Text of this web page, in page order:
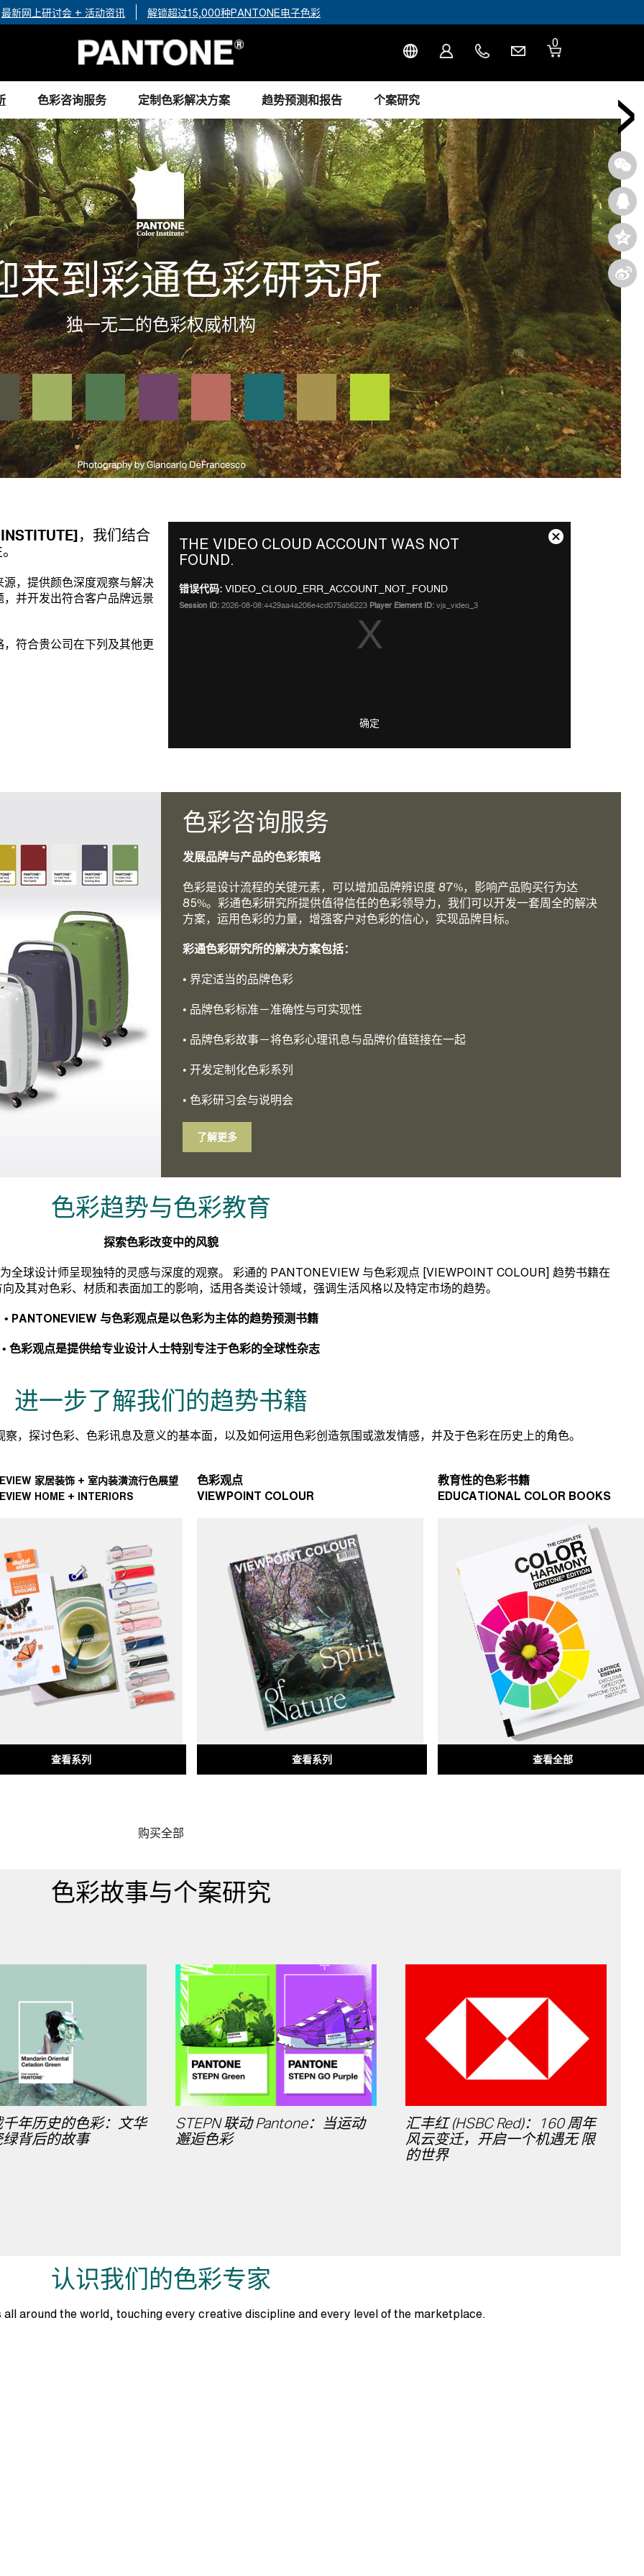
最新网上研讨会 + 活动资讯 解锁超过15,000种PANTONE电子色彩
0
色彩咨询服务 定制色彩解决方案 趋势预测和报告 个案研究
来到彩通色彩研究所
独一无二的色彩权威机构
，我们结合
，提供颜色深度观察与解决
并开发出符合客户品牌远景
符合贵公司在下列及其他更
Share
window.
THE VIDEO CLOUD ACCOUNT WAS NOT
FOUND.
错误代码: VIDEO_CLOUD_ERR_ACCOUNT_NOT_FOUND
Session ID: 2026-08-08:4429aa4a206e4cd075ab6223 Player Element ID: vjs_video_3
确定
关
色彩咨询服务
发展品牌与产品的色彩策略
色彩是设计流程的关键元素，可以增加品牌辨识度 87%，影响产品购买行为达
85%。彩通色彩研究所提供值得信任的色彩领导力，我们可以开发一套周全的解决
方案，运用色彩的力量，增强客户对色彩的信心，实现品牌目标。
彩通色彩研究所的解决方案包括：
• 界定适当的品牌色彩
• 品牌色彩标准－准确性与可实现性
• 品牌色彩故事－将色彩心理讯息与品牌价值链接在一起
• 开发定制化色彩系列
• 色彩研习会与说明会
了解更多
色彩趋势与色彩教育
探索色彩改变中的风貌
全球设计师呈现独特的灵感与深度的观察。 彩通的 PANTONEVIEW 与色彩观点 [VIEWPOINT COLOUR] 趋势书籍在
及其对色彩、材质和表面加工的影响，适用各类设计领域，强调生活风格以及特定市场的趋势。
• PANTONEVIEW 与色彩观点是以色彩为主体的趋势预测书籍
• 色彩观点是提供给专业设计人士特别专注于色彩的全球性杂志
进一步了解我们的趋势书籍
，探讨色彩、色彩讯息及意义的基本面，以及如何运用色彩创造氛围或激发情感，并及于色彩在历史上的角色。
家居装饰 + 室内装潢流行色展望
HOME + INTERIORS
查看系列
色彩观点
VIEWPOINT COLOUR
查看系列
教育性的色彩书籍
EDUCATIONAL COLOR BOOKS
查看全部
购买全部
色彩故事与个案研究
年历史的色彩：文华
背后的故事
STEPN 联动 Pantone：当运动
邂逅色彩
汇丰红 (HSBC Red)：160 周年
风云变迁，开启一个机遇无 限
的世界
认识我们的色彩专家
around the world, touching every creative discipline and every level of the marketplace.
›